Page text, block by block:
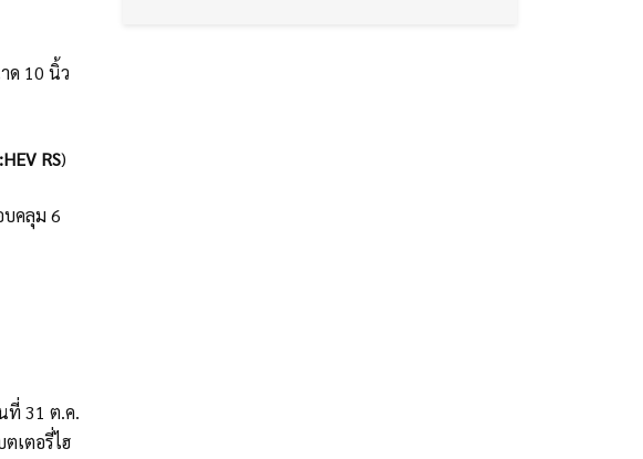
ด 10 นิ้ว
RS)
คลุม 6
ที่ 31 ต.ค.
เตอรี่ไฮ